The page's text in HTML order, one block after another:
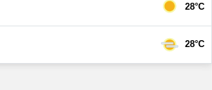
28°C
28°C